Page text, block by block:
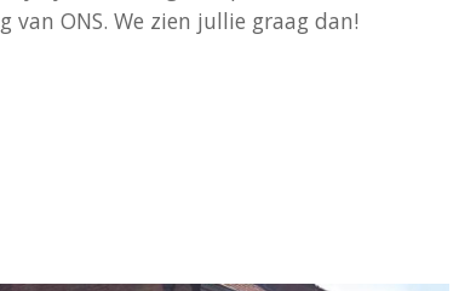
ONS. We zien jullie graag dan!